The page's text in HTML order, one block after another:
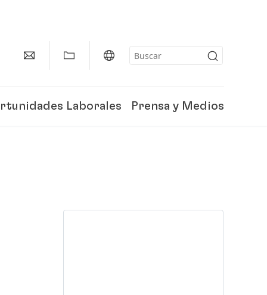
Laborales Prensa y Medios